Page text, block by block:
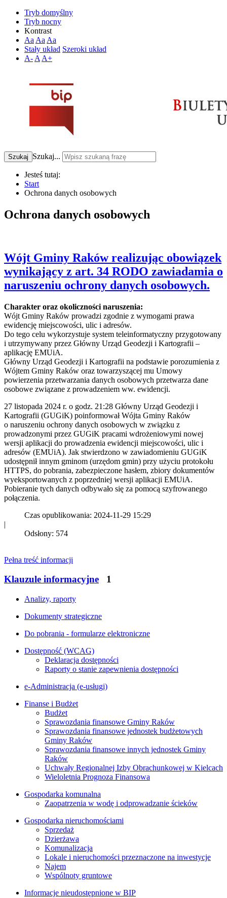
Tryb domyślny
Tryb nocny
Kontrast
Aa Aa Aa
Stały układ Szeroki układ
A- A A+
Szukaj Szukaj...
Jesteś tutaj:
Start
Ochrona danych osobowych
Ochrona danych osobowych
Wójt Gminy Raków realizując obowiązek
wynikający z art. 34 RODO zawiadamia o
naruszeniu ochrony danych osobowych.
Charakter oraz okoliczności naruszenia:
Wójt Gminy Raków prowadzi zgodnie z wymogami prawa
ewidencję miejscowości, ulic i adresów.
Do tego celu wykorzystuje system teleinformatyczny przygotowany
i utrzymywany przez Główny Urząd Geodezji i Kartografii –
aplikację EMUiA.
Główny Urząd Geodezji i Kartografii na podstawie porozumienia z
Wójtem Gminy Raków oraz towarzyszącej mu Umowy
powierzenia przetwarzania danych osobowych przetwarza dane
osobowe związane z prowadzeniem ww. ewidencji.
27 listopada 2024 r. o godz. 21:28 Główny Urząd Geodezji i
Kartografii (GUGiK) poinformował Wójta Gminy Raków
o naruszeniu ochrony danych osobowych w związku z
prowadzonymi przez GUGiK pracami wdrożeniowymi nowej
wersji aplikacji do prowadzenia ewidencji miejscowości, ulic i
adresów (EMUiA). Jak stwierdzono w zawiadomieniu GUGiK
udostępnił innym gminom (urzędom gmin) przy użyciu protokołu
HTTPS, do pobrania, zabezpieczone hasłem, zbiory dokumentów
wyeksportowanych z poprzedniej wersji aplikacji EMUiA.
Pobieranie tych danych odbywało się za pomocą szyfrowanego
połączenia.
Czas opublikowania: 2024-11-29 15:29
|
Odsłony: 574
Pełna treść informacji
Klauzule informacyjne 1
Analizy, raporty
Dokumenty strategiczne
Do pobrania - formularze elektroniczne
Dostępność (WCAG)
Deklaracja dostępności
Raporty o stanie zapewnienia dostępności
e-Administracja (e-usługi)
Finanse i Budżet
Budżet
Sprawozdania finansowe Gminy Raków
Sprawozdania finansowe jednostek budżetowych
Gminy Raków
Sprawozdania finansowe innych jednostek Gminy
Raków
Uchwały Regionalnej Izby Obrachunkowej w Kielcach
Wieloletnia Prognoza Finansowa
Gospodarka komunalna
Zaopatrzenia w wodę i odprowadzanie ścieków
Gospodarka nieruchomościami
Sprzedaż
Dzierżawa
Komunalizacja
Lokale i nieruchomości przeznaczone na inwestycje
Najem
Wspólnoty gruntowe
Informacje nieudostępnione w BIP